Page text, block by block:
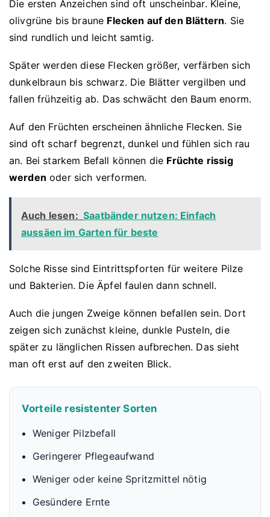
Die ersten Anzeichen sind oft unscheinbar. Kleine,
olivgrüne bis braune Flecken auf den Blättern. Sie
sind rundlich und leicht samtig.
Später werden diese Flecken größer, verfärben sich
dunkelbraun bis schwarz. Die Blätter vergilben und
fallen frühzeitig ab. Das schwächt den Baum enorm.
Auf den Früchten erscheinen ähnliche Flecken. Sie
sind oft scharf begrenzt, dunkel und fühlen sich rau
an. Bei starkem Befall können die Früchte rissig
werden oder sich verformen.
Auch lesen: Saatbänder nutzen: Einfach
aussäen im Garten für beste
Solche Risse sind Eintrittspforten für weitere Pilze
und Bakterien. Die Äpfel faulen dann schnell.
Auch die jungen Zweige können befallen sein. Dort
zeigen sich zunächst kleine, dunkle Pusteln, die
später zu länglichen Rissen aufbrechen. Das sieht
man oft erst auf den zweiten Blick.
Vorteile resistenter Sorten
Weniger Pilzbefall
Geringerer Pflegeaufwand
Weniger oder keine Spritzmittel nötig
Gesündere Ernte